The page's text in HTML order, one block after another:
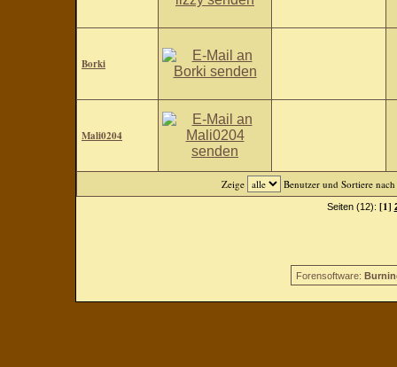
Borki
Mali0204
Zeige Benutzer und Sortiere nach
Seiten (12): [1]
Forensoftware: